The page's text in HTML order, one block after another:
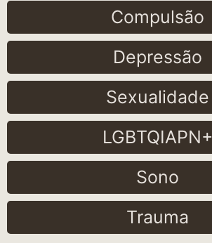
Compulsão
Depressão
Sexualidade
LGBTQIAPN+
Sono
Trauma